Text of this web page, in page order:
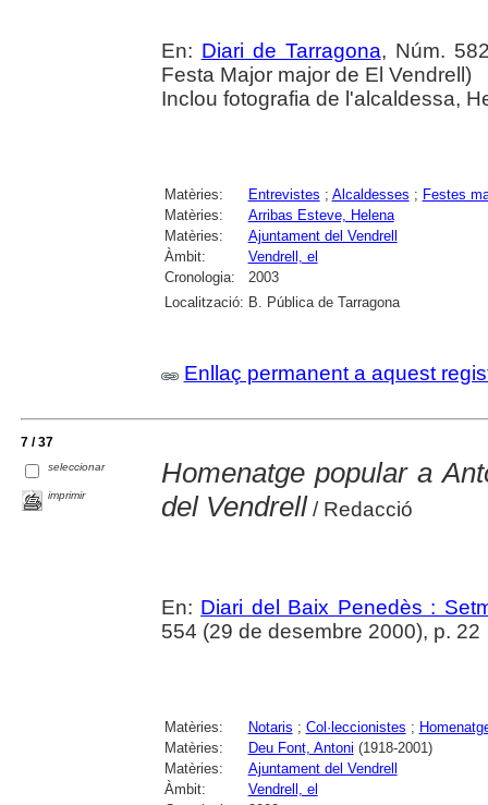
En: Diari de Tarragona, Núm.
Festa Major major de El Vendrell)
Inclou fotografia de l'alcaldessa,
Matèries: Entrevistes ; Alcaldesses ; Festes
Matèries:
Arribas Esteve, Helena
Matèries:
Ajuntament del Vendrell
Àmbit:
Vendrell, el
Cronologia:
2003
Localització: B. Pública de Tarragona
Enllaç permanent a aquest
7 / 37
seleccionar
imprimir
Homenatge popular a
del Vendrell/ Redacció
En: Diari del Baix Penedès :
554 (29 de desembre 2000), p. 22
Matèries: Notaris ; Col·leccionistes ;
Matèries:
Deu Font, Antoni (1918-2001)
Matèries:
Ajuntament del Vendrell
Àmbit:
Vendrell, el